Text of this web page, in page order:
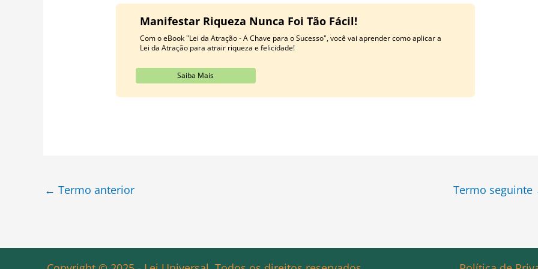
Manifestar Riqueza Nunca Foi Tão Fácil!
Com o eBook "Lei da Atração - A Chave para o Sucesso", você vai aprender como aplicar a
Lei da Atração para atrair riqueza e felicidade!
Saiba Mais
← Termo anterior Termo seguinte